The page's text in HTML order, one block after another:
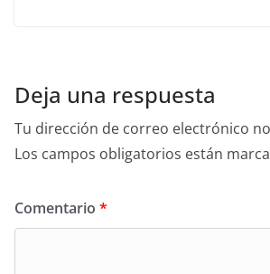
Deja una respuesta
Tu dirección de correo electrónico
Los campos obligatorios están
Comentario *